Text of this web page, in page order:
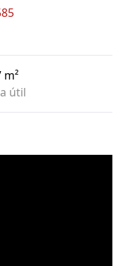
m²
útil